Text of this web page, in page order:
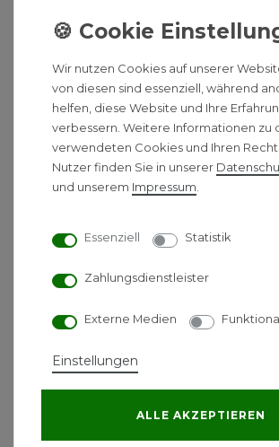
Inbetriebnahmeprotokoll zur
Voraussetzungen für die
Inbetriebnahme:
Damit unsere Monteure direkt
sollten folgende Vorarbeiten durch Sie
erledigt sein:
✓ Sie haben eine entsprechende
✓ Innen- und Außengeräte sind
vormontiert
nicht angeschlossen
Wir nutzen Cookies auf unserer
von diesen sind essenziell, während
helfen, diese Website und Ihre
verbessern. Weitere Informationen zu
verwendeten Cookies und Ihren
Nutzer finden Sie in unserer
und unserem Impressum
Essenziell Statistik
Zahlungsdienstleister
Externe Medien
Einstellungen
ALLE AKZEPTIEREN